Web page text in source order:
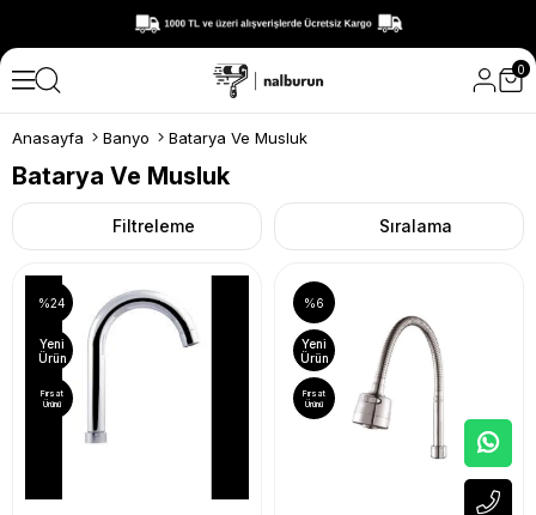
0
Anasayfa Banyo Batarya Ve Musluk
Batarya Ve Musluk
Filtreleme Sıralama
%24
Yeni
Ürün
Fırsat
Ürünü
%6
Yeni
Ürün
Fırsat
Ürünü